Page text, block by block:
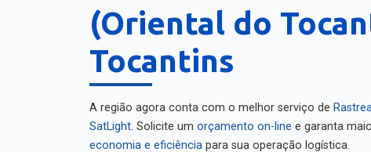
(Oriental do
Tocantins
A região agora conta com o melhor serviço de
SatLight . Solicite um orçamento on-line e garanta
economia e eficiência para sua operação logística.